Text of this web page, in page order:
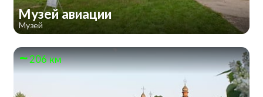
Музей авиации
Музей
206 км